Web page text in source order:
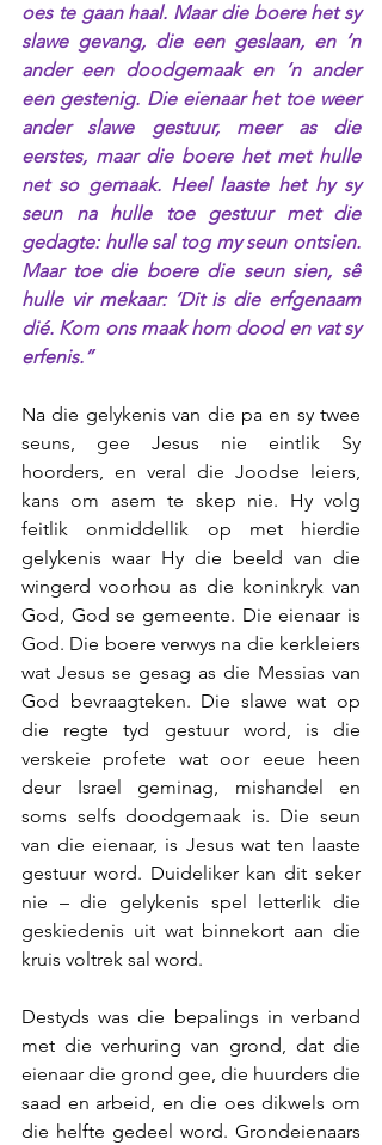
oes te gaan haal. Maar die boere het sy
slawe gevang, die een geslaan, en ‘n
ander een doodgemaak en ‘n ander
een gestenig. Die eienaar het toe weer
ander slawe gestuur, meer as die
eerstes, maar die boere het met hulle
net so gemaak. Heel laaste het hy sy
seun na hulle toe gestuur met die
gedagte: hulle sal tog my seun ontsien.
Maar toe die boere die seun sien, sê
hulle vir mekaar: ‘Dit is die erfgenaam
dié. Kom ons maak hom dood en vat sy
erfenis.”
Na die gelykenis van die pa en sy twee
seuns, gee Jesus nie eintlik Sy
hoorders, en veral die Joodse leiers,
kans om asem te skep nie. Hy volg
feitlik onmiddellik op met hierdie
gelykenis waar Hy die beeld van die
wingerd voorhou as die koninkryk van
God, God se gemeente. Die eienaar is
God. Die boere verwys na die kerkleiers
wat Jesus se gesag as die Messias van
God bevraagteken. Die slawe wat op
die regte tyd gestuur word, is die
verskeie profete wat oor eeue heen
deur Israel geminag, mishandel en
soms selfs doodgemaak is. Die seun
van die eienaar, is Jesus wat ten laaste
gestuur word. Duideliker kan dit seker
nie – die gelykenis spel letterlik die
geskiedenis uit wat binnekort aan die
kruis voltrek sal word.
Destyds was die bepalings in verband
met die verhuring van grond, dat die
eienaar die grond gee, die huurders die
saad en arbeid, en die oes dikwels om
die helfte gedeel word. Grondeienaars